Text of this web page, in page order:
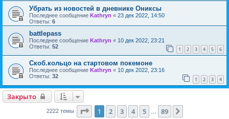
Убрать из новостей в дневнике Ониксы
Последнее сообщение Kathryn « 23 дек 2022, 14:50
Ответы: 6
battlepass
Последнее сообщение Kathryn « 10 дек 2022, 23:21
Ответы: 52 1 2 3 4 5 6
Скоб.кольцо на стартовом покемоне
Последнее сообщение Kathryn « 10 дек 2022, 23:16
Ответы: 32 1 2 3 4
Закрыто
2222 темы Страница из 89
1 2 3 4 5 89